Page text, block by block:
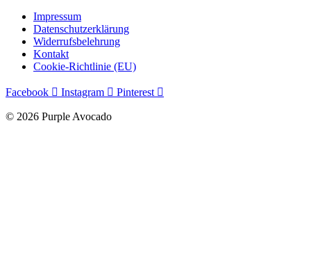
Impressum
Datenschutzerklärung
Widerrufsbelehrung
Kontakt
Cookie-Richtlinie (EU)
Facebook Instagram Pinterest
© 2026 Purple Avocado